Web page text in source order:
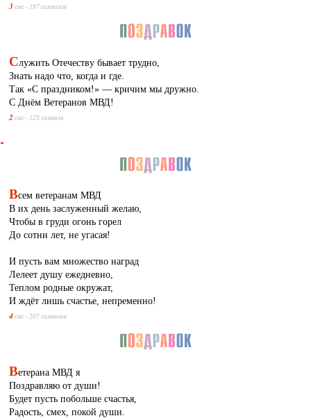
3 смс - 197 символов
Служить Отечеству бывает трудно,
Знать надо что, когда и где.
Так «С праздником!» — кричим мы дружно.
С Днём Ветеранов МВД!
2 смс - 123 символа
Всем ветеранам МВД
В их день заслуженный желаю,
Чтобы в груди огонь горел
До сотни лет, не угасая!
И пусть вам множество наград
Лелеет душу ежедневно,
Теплом родные окружат,
И ждёт лишь счастье, непременно!
4 смс - 207 символов
Ветерана МВД я
Поздравляю от души!
Будет пусть побольше счастья,
Радость, смех, покой души.